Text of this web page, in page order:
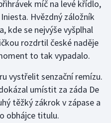
míč na levé křídlo,
Hvězdný záložník
kde se nejvýše vyšplhal
rozdrtil české naděje
to tak vypadalo.
vystřelit senzační remízu.
umístit za záda De
těžký zákrok v zápase a
obhájce titulu.